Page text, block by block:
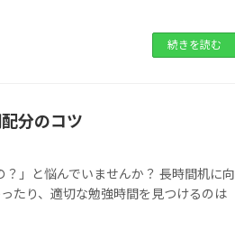
続きを読む
分のコツ
」と悩んでいませんか？ 長時間机に向
たり、適切な勉強時間を見つけるのは